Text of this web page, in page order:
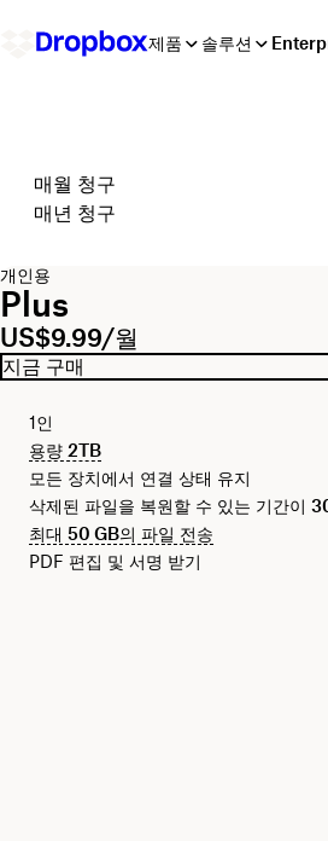
제품 솔루션
청구 주기 선택
매월 청구
매년 청구
개인용
Plus
US$9.99/월
지금 구매
1인
용량 2TB
모든 장치에서 연결 상태 유지
삭제된 파일을 복원할 수 있는 기간이
최대 50 GB의 파일 전송
PDF 편집 및 서명 받기